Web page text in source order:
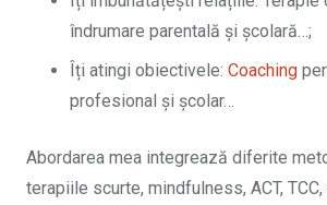
îndrumare parentală și școlară…;
Îți atingi obiectivele: Coaching
profesional și școlar…
Abordarea mea integrează diferite
terapiile scurte, mindfulness, ACT,